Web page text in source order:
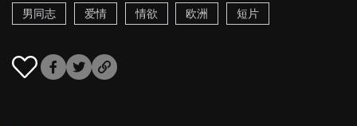
男同志
爱情 情欲 欧洲 短片